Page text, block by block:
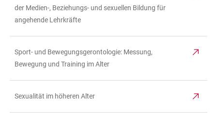
der Medien-, Beziehungs- und sexuellen Bildung für
angehende Lehrkräfte
Sport- und Bewegungsgerontologie: Messung,
Bewegung und Training im Alter
Sexualität im höheren Alter